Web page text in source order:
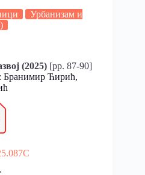
Урбанизам и
(2025) [pp. 87-90]
Ћирић,